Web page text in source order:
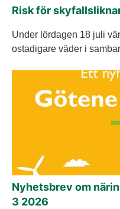
Risk för
Under lördagen 18 juli
ostadigare väder i
Nyhetsbrev om
3 2026